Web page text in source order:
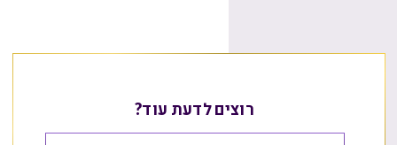
רוצים לדעת עוד?